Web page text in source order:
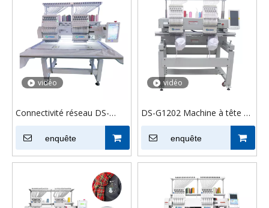
vidéo
Connectivité réseau DS-
J1502 Chenille Machine à
broder à deux têtes pour
casquette
enquête
vidéo
DS-G1202 Machine à tête à
double tête Machine à bas
prix T-shirts Flat T-shirts
Logo broderie
enquête